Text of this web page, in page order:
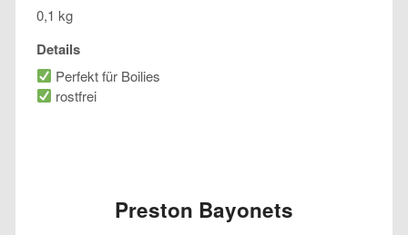
Preston Bayonets
0,1 kg
Details
Perfekt für Boilies
rostfrei